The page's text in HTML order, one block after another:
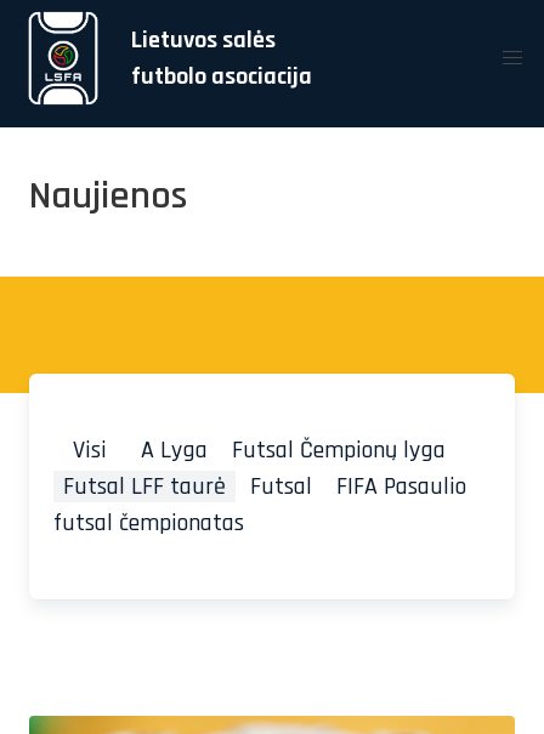
Lietuvos salės
futbolo asociacija
Naujienos
Visi A Lyga
Futsal Čempionų lyga
Futsal LFF taurė
Futsal
FIFA Pasaulio
futsal čempionatas